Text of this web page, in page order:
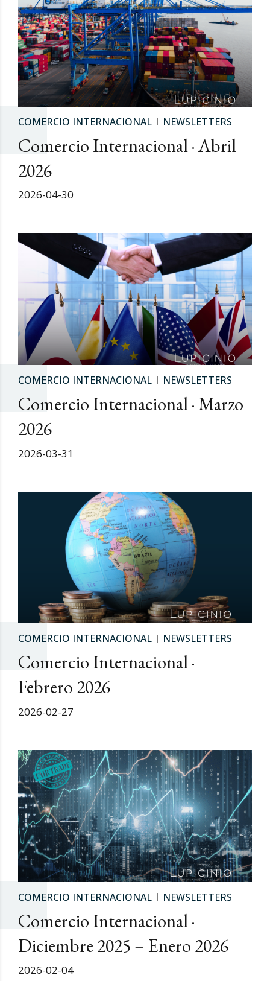
COMERCIO INTERNACIONAL NEWSLETTERS
Comercio Internacional · Abril
2026
2026-04-30
COMERCIO INTERNACIONAL NEWSLETTERS
Comercio Internacional · Marzo
2026
2026-03-31
COMERCIO INTERNACIONAL NEWSLETTERS
Comercio Internacional ·
Febrero 2026
2026-02-27
COMERCIO INTERNACIONAL NEWSLETTERS
Comercio Internacional ·
Diciembre 2025 – Enero 2026
2026-02-04